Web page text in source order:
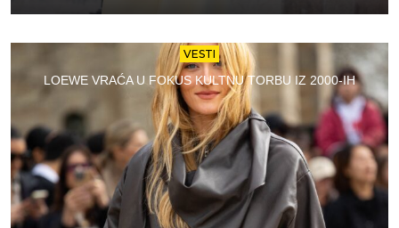
VESTI
LOEWE VRAĆA U FOKUS KULTNU TORBU IZ 2000-IH